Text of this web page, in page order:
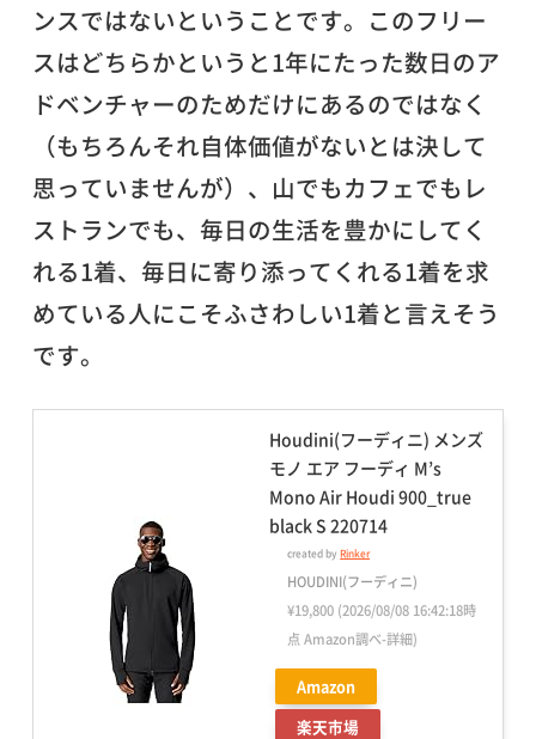
ンスではないということです。このフリー
スはどちらかというと1年にたった数日のア
ドベンチャーのためだけにあるのではなく
（もちろんそれ自体価値がないとは決して
思っていませんが）、山でもカフェでもレ
ストランでも、毎日の生活を豊かにしてく
れる1着、毎日に寄り添ってくれる1着を求
めている人にこそふさわしい1着と言えそう
です。
Houdini(フーディニ) メンズ
モノ エア フーディ M’s
Mono Air Houdi 900_true
black S 220714
created byRinker
HOUDINI(フーディニ)
¥19,800 (2026/08/08 16:42:18時
点 Amazon調べ-詳細)
Amazon
楽天市場